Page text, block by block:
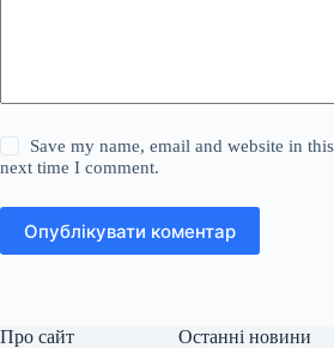
Save my name, email and website in
next time I comment.
Опублікувати коментар
Про сайт Останні новини